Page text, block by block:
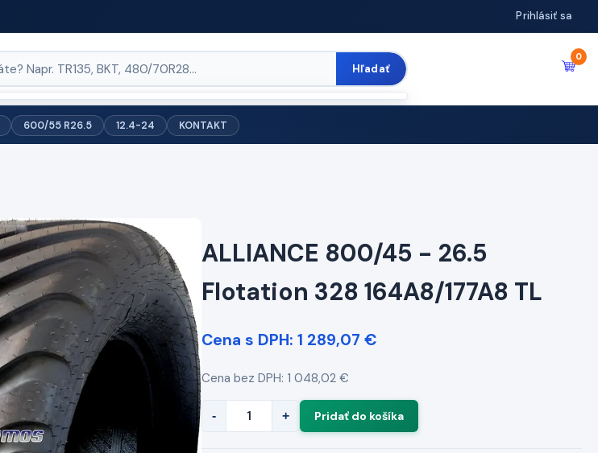
Prihlásiť sa
Hľadať
0
600/55 R26.5 12.4-24 KONTAKT
ALLIANCE 800/45 - 26.5
Flotation 328 164A8/177A8 TL
Cena s DPH: 1 289,07 €
Cena bez DPH: 1 048,02 €
- +